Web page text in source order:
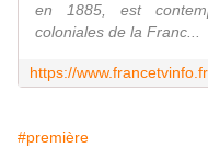
en 1885, est
coloniales de la Franc...
#première